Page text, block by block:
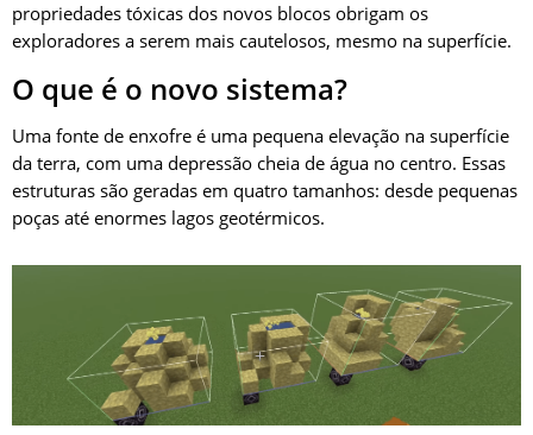
propriedades tóxicas dos novos blocos obrigam os
exploradores a serem mais cautelosos, mesmo na superfície.
O que é o novo sistema?
Uma fonte de enxofre é uma pequena elevação na superfície
da terra, com uma depressão cheia de água no centro. Essas
estruturas são geradas em quatro tamanhos: desde pequenas
poças até enormes lagos geotérmicos.